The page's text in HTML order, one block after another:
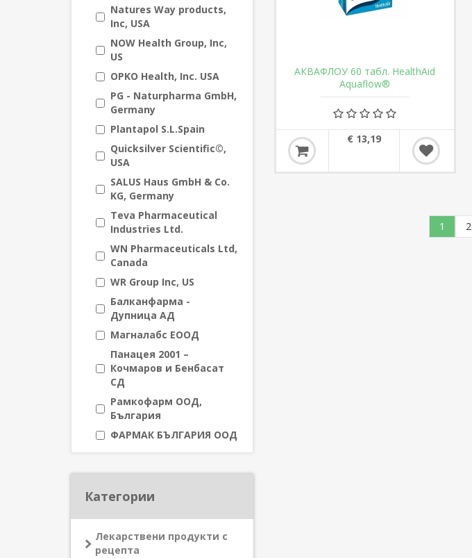
Natures Way products,
Inc, USA
NOW Health Group, Inc,
US
OPKO Health, Inc. USA
PG - Naturpharma GmbH,
Germany
Plantapol S.L.Spain
Quicksilver Scientific©,
USA
SALUS Haus GmbH & Co.
KG, Germany
Teva Pharmaceutical
Industries Ltd.
WN Pharmaceuticals Ltd,
Canada
WR Group Inc, US
Балканфарма -
Дупница АД
Магналабс ЕООД
Панацея 2001 –
Кочмаров и Бенбасат
СД
Рамкофарм ООД,
България
ФАРМАК БЪЛГАРИЯ ООД
Категории
Лекарствени продукти с
рецепта
АКВАФЛОУ 60 табл. HealthAid
Aquaflow®
€ 13,19
1 2